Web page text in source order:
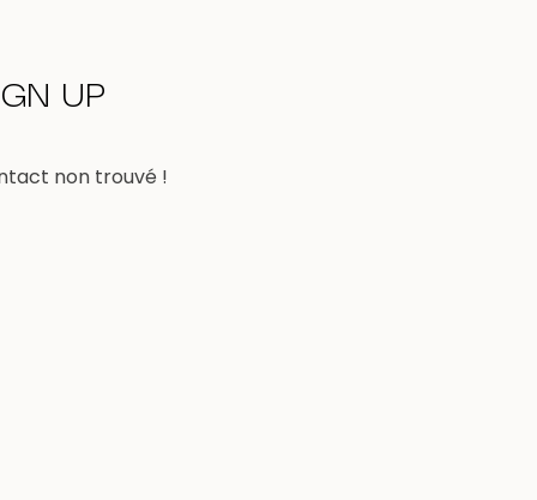
UP
non trouvé !